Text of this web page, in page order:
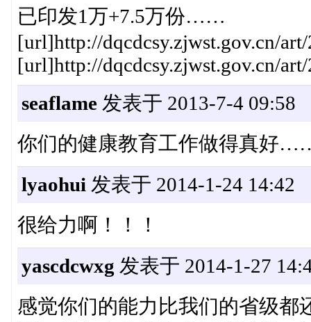
已印发1万+7.5万份……
[url]http://dqcdcsy.zjwst.gov.cn/
[url]http://dqcdcsy.zjwst.gov.cn/
seaflame发表于 2013-7-4 09:58
你们的健康教育工作做得真好
lyaohui 发表于 2014-1-24 14:42
很给力啊！！！
yascdcwxg 发表于 2014-1-27
感觉你们的能力比我们的省级都